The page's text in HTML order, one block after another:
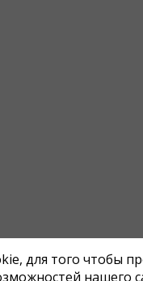
для того чтобы
нашего